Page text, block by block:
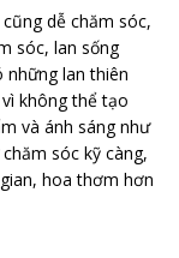
dễ chăm sóc,
sóc, lan sống
những lan thiên
không thể tạo
và ánh sáng như
sóc kỹ càng,
hoa thơm hơn